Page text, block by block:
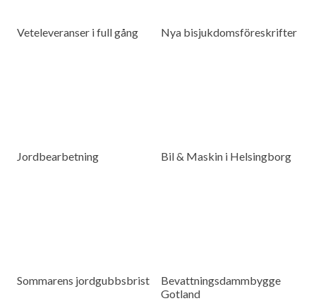
Veteleveranser i full gång Nya bisjukdomsföreskrifter
Jordbearbetning Bil & Maskin i Helsingborg
Sommarens jordgubbsbrist
Bevattningsdammbygge
Gotland